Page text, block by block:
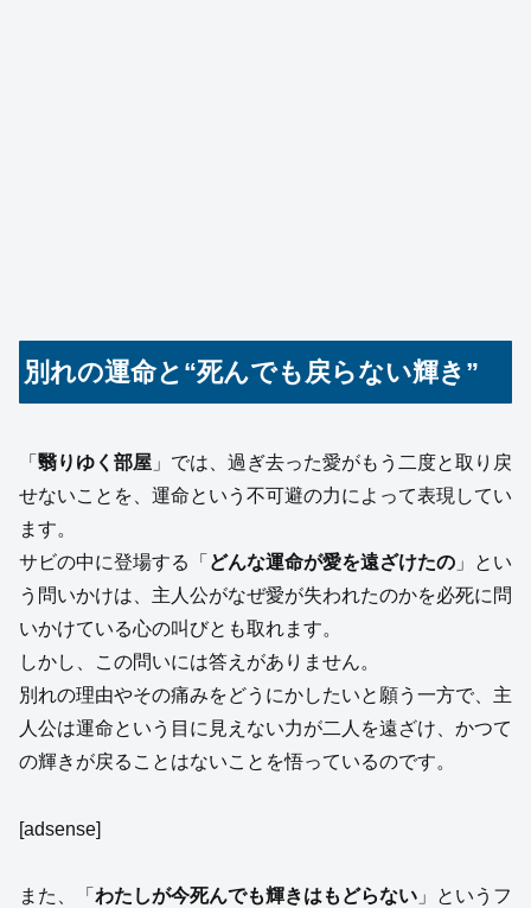
別れの運命と“死んでも戻らない輝き”
「 翳りゆく部屋 」では、過ぎ去った愛がもう二度と取り戻
せないことを、運命という不可避の力によって表現してい
ます。
サビの中に登場する「 どんな運命が愛を遠ざけたの 」とい
う問いかけは、主人公がなぜ愛が失われたのかを必死に問
いかけている心の叫びとも取れます。
しかし、この問いには答えがありません。
別れの理由やその痛みをどうにかしたいと願う一方で、主
人公は運命という目に見えない力が二人を遠ざけ、かつて
の輝きが戻ることはないことを悟っているのです。
[adsense]
また、「 わたしが今死んでも輝きはもどらない 」というフ